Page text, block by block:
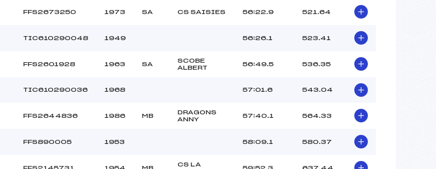
FFS2673250 1973 SA CS SAISIES 56:22.9 521.64
TIC610290048 1949 56:26.1 523.41
FFS2601928 1963 SA
SCOBE
ALBERT
56:49.5 536.35
TIC610290036 1968 57:01.6 543.04
FFS2644836 1986 MB
DRAGONS
ANNY
57:40.1 564.33
FFS890005 1953 58:09.1 580.37
CS LA